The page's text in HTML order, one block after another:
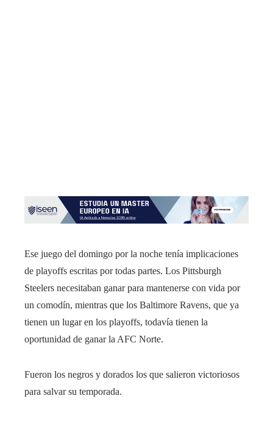
Ese juego del domingo por la noche tenía implicaciones
de playoffs escritas por todas partes. Los Pittsburgh
Steelers necesitaban ganar para mantenerse con vida por
un comodín, mientras que los Baltimore Ravens, que ya
tienen un lugar en los playoffs, todavía tienen la
oportunidad de ganar la AFC Norte.
Fueron los negros y dorados los que salieron victoriosos
para salvar su temporada.